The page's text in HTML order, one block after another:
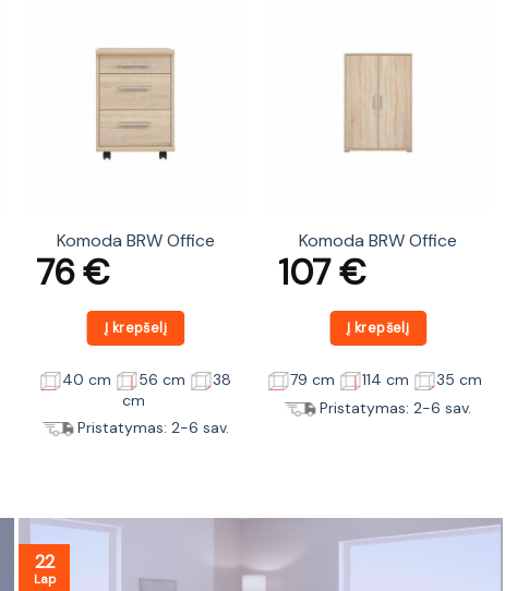
Komoda BRW Office
76€
Į krepšelį
40 cm 56 cm
38
cm
Pristatymas: 2-6 sav.
Komoda BRW Office
107€
Į krepšelį
79 cm 114 cm
35 cm
Pristatymas: 2-6 sav.
22
Lap